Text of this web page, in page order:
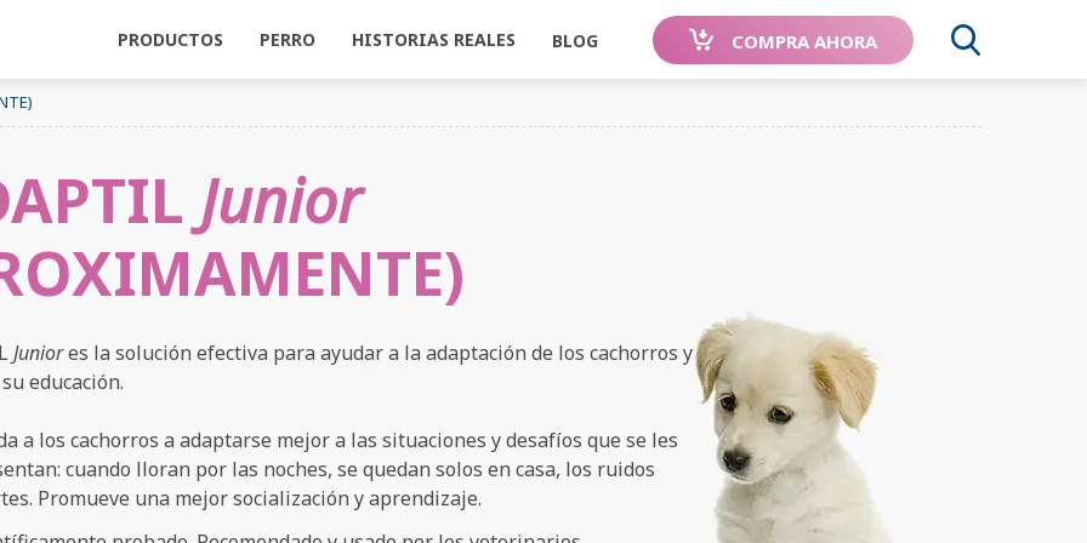
PRODUCTOS
Difusor ADAPTIL Collar ADAPTIL Recambio ADAPTIL Spray
PERRO
SOLO
CASA
RUIDOS FUERTES VIAJAR
MIEDOS,
HISTORIAS REALES
TESTIMONIALES
HISTORIA
RECOMENDADO
POR
VETERINARIOS
PERROS DE
TODO EL
MUNDO
BLOG COMPRA AHORA
Junior
Juniores la solución efectiva para ayudar a la adaptación de los cachorros y
educación.
a los cachorros a adaptarse mejor a las situaciones y desafíos que se les
cuando lloran por las noches, se quedan solos en casa, los ruidos
Promueve una mejor socialización y aprendizaje.